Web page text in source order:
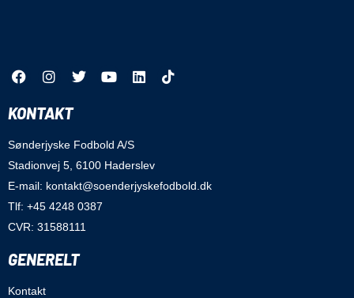
KONTAKT
Sønderjyske Fodbold A/S
Stadionvej 5, 6100 Haderslev
E-mail: kontakt@soenderjyskefodbold.dk
Tlf: +45 4248 0387
CVR: 31588111
GENERELT
Kontakt